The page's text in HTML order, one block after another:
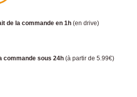
de la commande en 1h (en drive)
commande sous 24h (à partir de 5.99€)